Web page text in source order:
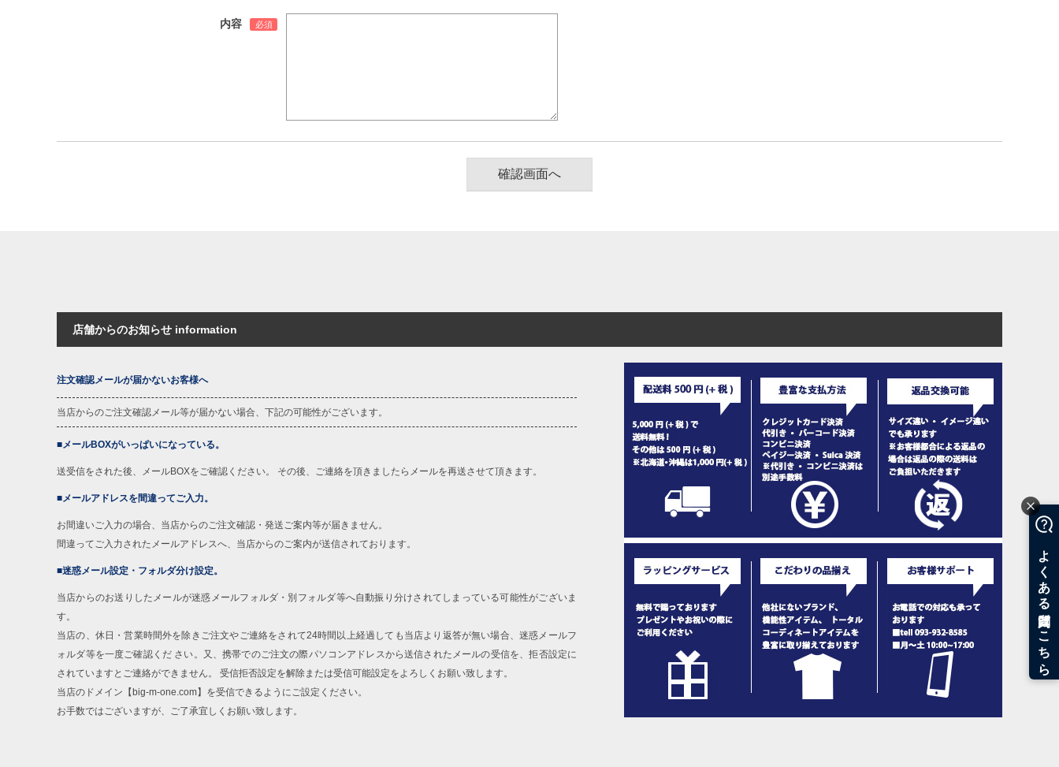
内容
店舗からのお知らせ information
注文確認メールが届かないお客様へ
当店からのご注文確認メール等が届かない場合、下記の可能性がございます。
■メールBOXがいっぱいになっている。
送受信をされた後、メールBOXをご確認ください。 その後、ご連絡を頂きましたらメールを再送させて頂きます。
■メールアドレスを間違ってご入力。
お間違いご入力の場合、当店からのご注文確認・発送ご案内等が届きません。
間違ってご入力されたメールアドレスへ、当店からのご案内が送信されております。
■迷惑メール設定・フォルダ分け設定。
当店からのお送りしたメールが迷惑メールフォルダ・別フォルダ等へ自動振り分けされてしまっている可能性がございま
す。
当店の、休日・営業時間外を除きご注文やご連絡をされて24時間以上経過しても当店より返答が無い場合、迷惑メールフ
ォルダ等を一度ご確認くだ さい。又、携帯でのご注文の際パソコンアドレスから送信されたメールの受信を、拒否設定に
されていますとご連絡ができません。 受信拒否設定を解除または受信可能設定をよろしくお願い致します。
当店のドメイン【big-m-one.com】を受信できるようにご設定ください。
お手数ではございますが、ご了承宜しくお願い致します。